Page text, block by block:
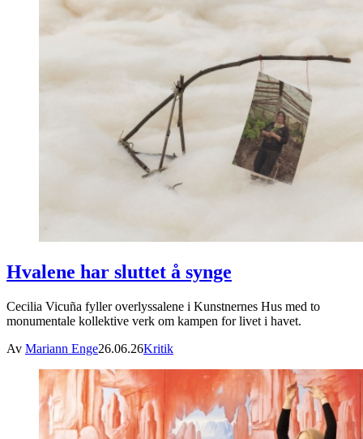
Hvalene har sluttet å synge
Cecilia Vicuña fyller overlyssalene i Kunstnernes Hus med to
monumentale kollektive verk om kampen for livet i havet.
Av Mariann Enge26.06.26Kritik